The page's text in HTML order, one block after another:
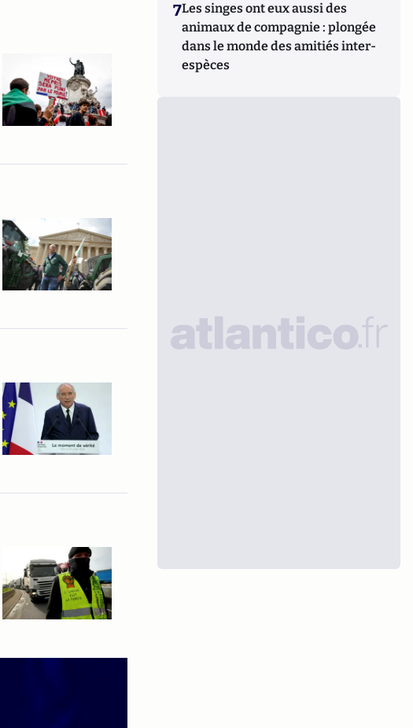
7Les singes ont eux aussi des
animaux de compagnie : plongée
dans le monde des amitiés inter-
espèces